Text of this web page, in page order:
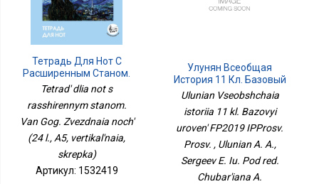
Тетрадь Для Нот С
Расширенным Станом.
Ван Гог. Звездная Ночь
Скрепка)
Tetrad' dlia not s
rasshirennym stanom.
Van Gog. Zvezdnaia noch'
(24 l., A5, vertikal'naia,
skrepka)
Артикул: 1532419
Улунян Всеобщая
История 11 Кл. Базовый
Уровень ФП2019
Ulunian Vseobshchaia
istoriia 11 kl. Bazovyi
uroven' FP2019 IPProsv.
Prosv. , Ulunian A. A.,
Sergeev E. Iu. Pod red.
Chubar'iana A.